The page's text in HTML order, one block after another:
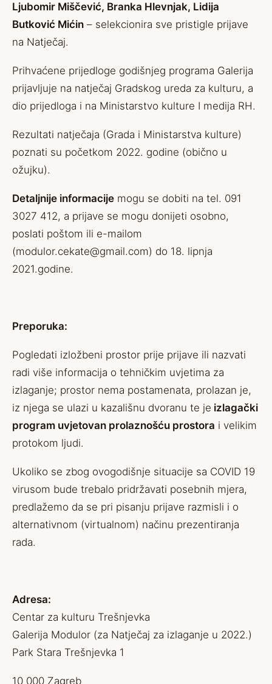
Ljubomir Miščević, Branka Hlevnjak, Lidija
Butković Mićin – selekcionira sve pristigle prijave
na Natječaj.
Prihvaćene prijedloge godišnjeg programa Galerija
prijavljuje na natječaj Gradskog ureda za kulturu, a
dio prijedloga i na Ministarstvo kulture I medija RH.
Rezultati natječaja (Grada i Ministarstva kulture)
poznati su početkom 2022. godine (obično u
ožujku).
Detaljnije informacije mogu se dobiti na tel. 091
3027 412, a prijave se mogu donijeti osobno,
poslati poštom ili e-mailom
(modulor.cekate@gmail.com) do 18. lipnja
2021.godine.
Preporuka:
Pogledati izložbeni prostor prije prijave ili nazvati
radi više informacija o tehničkim uvjetima za
izlaganje; prostor nema postamenata, prolazan je,
iz njega se ulazi u kazališnu dvoranu te je izlagački
program uvjetovan prolaznošću prostora i velikim
protokom ljudi.
Ukoliko se zbog ovogodišnje situacije sa COVID 19
virusom bude trebalo pridržavati posebnih mjera,
predlažemo da se pri pisanju prijave razmisli i o
alternativnom (virtualnom) načinu prezentiranja
rada.
Adresa:
Centar za kulturu Trešnjevka
Galerija Modulor (za Natječaj za izlaganje u 2022.)
Park Stara Trešnjevka 1
10 000 Zagreb